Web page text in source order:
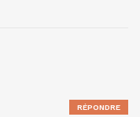
RÉPONDRE